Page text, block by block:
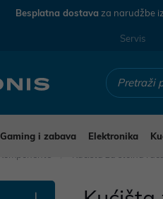
Besplatna dostava za narudžbe
Servis
Gaming i zabava Elektronika